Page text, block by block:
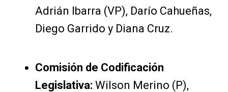
Adrián Ibarra (VP), Darío Cahueñas,
Diego Garrido y Diana Cruz.
Comisión de Codificación
Legislativa: Wilson Merino (P),